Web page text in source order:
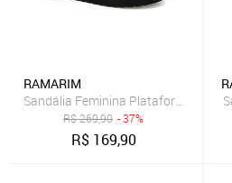
RAMARIM
Sandália Feminina Plataforma Calce
R$269,90 - 37%
R$ 169,90